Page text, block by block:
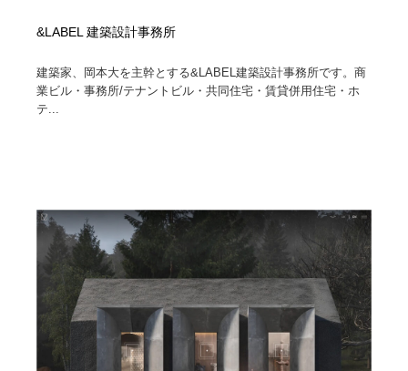
&LABEL 建築設計事務所
建築家、岡本大を主幹とする&LABEL建築設計事務所です。商
業ビル・事務所/テナントビル・共同住宅・賃貸併用住宅・ホ
テ...